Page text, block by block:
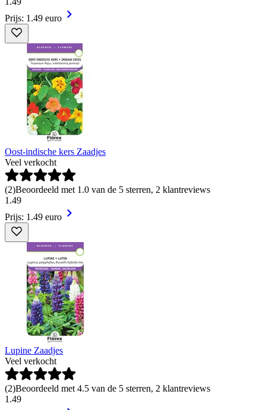
Prijs: 1.49 euro
Oost-indische kers Zaadjes
Veel verkocht
(2)Beoordeeld met 1.0 van de 5 sterren, 2 klantreviews
1 .49
Prijs: 1.49 euro
Lupine Zaadjes
Veel verkocht
(2)Beoordeeld met 4.5 van de 5 sterren, 2 klantreviews
1 .49